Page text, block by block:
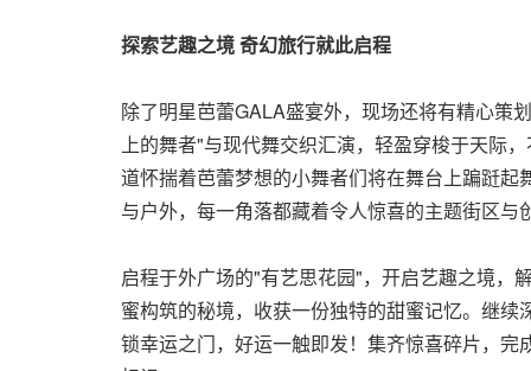
探索艺趣之境 奇幻旅行就此启程
除了明星芭蕾GALA盛宴外，现场还将有精心策
上的舞者"与现代舞交织汇演，轻盈穿梭于天际
道怀揣着芭蕾梦想的小舞者们将在舞台上蹁跹
与户外，每一角落都藏着令人惊喜的主题街区
启程于外广场的"有艺思花园"，开启艺趣之境，
蜜构筑的秘境，收获一份独特的甜蜜记忆。继
锁幸运之门，好运一触即发！集齐惊喜碎片，